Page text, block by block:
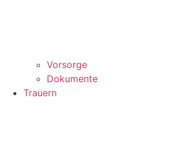
Vorsorge
Dokumente
Trauern